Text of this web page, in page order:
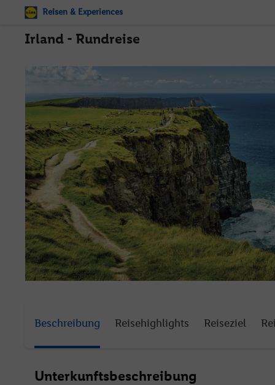
Reisen & Experiences
Irland - Rundreise
Beschreibung Reisehighlights Reiseziel
Unterkunftsbeschreibung